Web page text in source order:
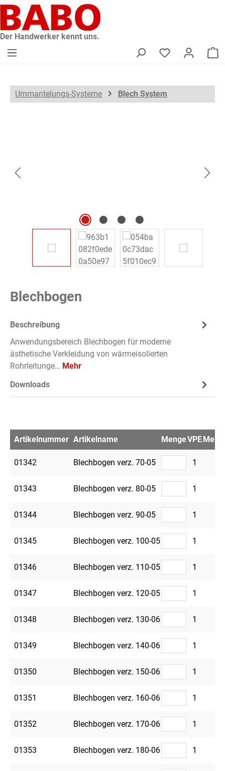
springen
Der Handwerker kennt uns.
Ummantelungs-Systeme Blech System
Blechbogen
Beschreibung
Anwendungsbereich Blechbogen für moderne
ästhetische Verkleidung von wärmeisolierten
Rohrleitunge… Mehr
Downloads
Artikelnummer Artikelname MengeVPE
01342 Blechbogen verz. 70-05 1
01343 Blechbogen verz. 80-05 1
01344 Blechbogen verz. 90-05 1
01345 Blechbogen verz. 100-05 1
01346 Blechbogen verz. 110-05 1
01347 Blechbogen verz. 120-05 1
01348 Blechbogen verz. 130-06 1
01349 Blechbogen verz. 140-06 1
01350 Blechbogen verz. 150-06 1
01351 Blechbogen verz. 160-06 1
01352 Blechbogen verz. 170-06 1
01353 Blechbogen verz. 180-06 1